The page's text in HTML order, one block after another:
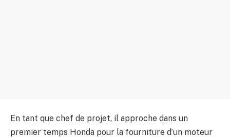
En tant que chef de projet, il approche dans un
premier temps Honda pour la fourniture d’un moteur